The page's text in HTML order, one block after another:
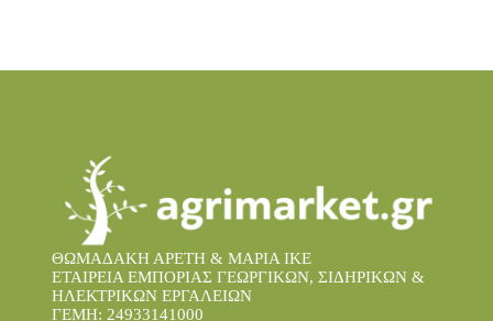
ΘΩΜΑΔΑΚΗ ΑΡΕΤΗ & ΜΑΡΙΑ IKE
ΕΤΑΙΡΕΙΑ ΕΜΠΟΡΙΑΣ ΓΕΩΡΓΙΚΩΝ, ΣΙΔΗΡΙΚΩΝ &
ΗΛΕΚΤΡΙΚΩΝ ΕΡΓΑΛΕΙΩΝ
ΓΕΜΗ: 24933141000